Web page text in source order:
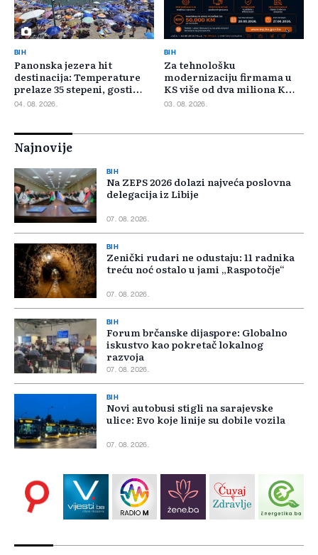
BIH
Panonska jezera hit
destinacija: Temperature
prelaze 35 stepeni, gosti
pristižu iz cijele regije
04. 08. 2026.
BIH
Za tehnološku
modernizaciju firmama u
KS više od dva miliona KM,
odbijeno 135 prijava
03. 08. 2026.
Najnovije
BIH
Na ZEPS 2026 dolazi najveća poslovna
delegacija iz Libije
07. 08. 2026.
BIH
Zenički rudari ne odustaju: 11 radnika
treću noć ostalo u jami „Raspotočje“
07. 08. 2026.
BIH
Forum brčanske dijaspore: Globalno
iskustvo kao pokretač lokalnog
razvoja
07. 08. 2026.
BIH
Novi autobusi stigli na sarajevske
ulice: Evo koje linije su dobile vozila
07. 08. 2026.